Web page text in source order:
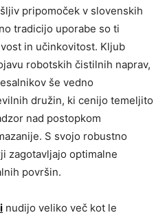
pripomoček v slovenskih
tradicijo uporabe so ti
in učinkovitost. Kljub
robotskih čistilnih naprav,
še vedno
družin, ki cenijo temeljito
nad postopkom
S svojo robustno
zagotavljajo optimalne
površin.
nudijo veliko več kot le